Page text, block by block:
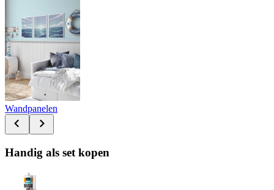
Wandpanelen
Handig als set kopen